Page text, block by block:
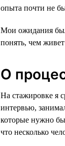
опыта почти не
Мои ожидания
понять, чем
О
На стажировке я
интервью,
которые нужно
что несколько